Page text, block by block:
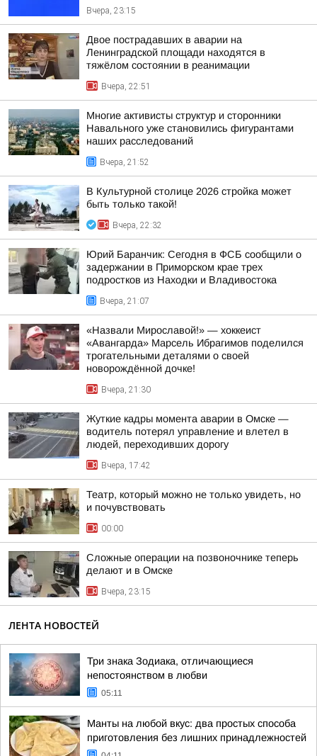
Вчера, 23:15
Двое пострадавших в аварии на
Ленинградской площади находятся в
тяжёлом состоянии в реанимации
Вчера, 22:51
Многие активисты структур и сторонники
Навального уже становились фигурантами
наших расследований
Вчера, 21:52
В Культурной столице 2026 стройка может
быть только такой!
Вчера, 22:32
Юрий Баранчик: Сегодня в ФСБ сообщили о
задержании в Приморском крае трех
подростков из Находки и Владивостока
Вчера, 21:07
«Назвали Мирославой!» — хоккеист
«Авангарда» Марсель Ибрагимов поделился
трогательными деталями о своей
новорождённой дочке!
Вчера, 21:30
Жуткие кадры момента аварии в Омске —
водитель потерял управление и влетел в
людей, переходивших дорогу
Вчера, 17:42
Театр, который можно не только увидеть, но
и почувствовать
00:00
Сложные операции на позвоночнике теперь
делают и в Омске
Вчера, 23:15
ЛЕНТА НОВОСТЕЙ
Три знака Зодиака, отличающиеся
непостоянством в любви
05:11
Манты на любой вкус: два простых способа
приготовления без лишних принадлежностей